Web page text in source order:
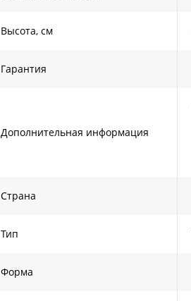
Высота, см
Гарантия
Дополнительная информация
Страна
Тип
Форма